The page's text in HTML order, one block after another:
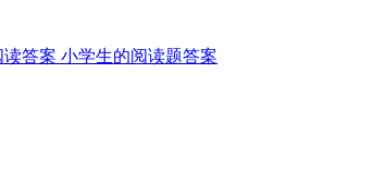
读答案 小学生的阅读题答案